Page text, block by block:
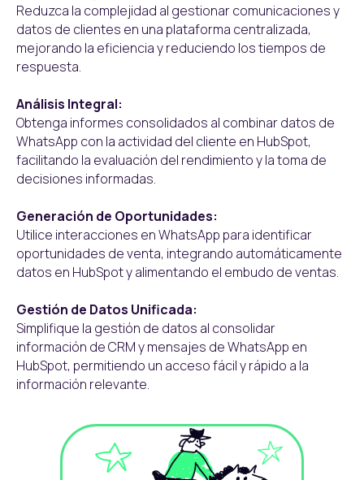
Reduzca la complejidad al gestionar comunicaciones y
datos de clientes en una plataforma centralizada,
mejorando la eficiencia y reduciendo los tiempos de
respuesta.
Análisis Integral:
Obtenga informes consolidados al combinar datos de
WhatsApp con la actividad del cliente en HubSpot,
facilitando la evaluación del rendimiento y la toma de
decisiones informadas.
Generación de Oportunidades:
Utilice interacciones en WhatsApp para identificar
oportunidades de venta, integrando automáticamente
datos en HubSpot y alimentando el embudo de ventas.
Gestión de Datos Unificada:
Simplifique la gestión de datos al consolidar
información de CRM y mensajes de WhatsApp en
HubSpot, permitiendo un acceso fácil y rápido a la
información relevante.